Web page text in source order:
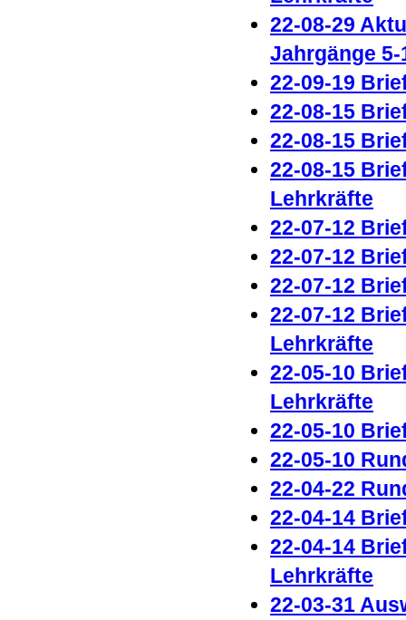
22-08-29
Jahrgänge 5-
22-09-19
22-08-15
22-08-15
22-08-15
Lehrkräfte
22-07-12
22-07-12
22-07-12
22-07-12
Lehrkräfte
22-05-10
Lehrkräfte
22-05-10
22-05-10
22-04-22
22-04-14
22-04-14
Lehrkräfte
22-03-31